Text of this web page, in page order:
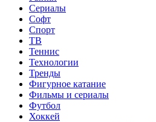
Сериалы
Софт
Спорт
ТВ
Теннис
Технологии
Тренды
Фигурное катание
Фильмы и сериалы
Футбол
Хоккей